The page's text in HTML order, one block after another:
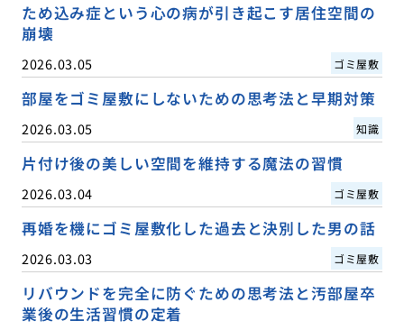
ため込み症という心の病が引き起こす居住空間の
崩壊
2026.03.05 ゴミ屋敷
部屋をゴミ屋敷にしないための思考法と早期対策
2026.03.05 知識
片付け後の美しい空間を維持する魔法の習慣
2026.03.04 ゴミ屋敷
再婚を機にゴミ屋敷化した過去と決別した男の話
2026.03.03 ゴミ屋敷
リバウンドを完全に防ぐための思考法と汚部屋卒
業後の生活習慣の定着